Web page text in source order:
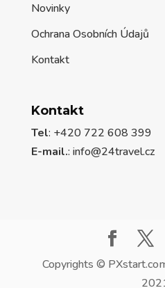
Novinky
Ochrana Osobních Údajů
Kontakt
Kontakt
Tel: +420 722 608 399
E-mail.: info@24travel.cz
Copyrights ©